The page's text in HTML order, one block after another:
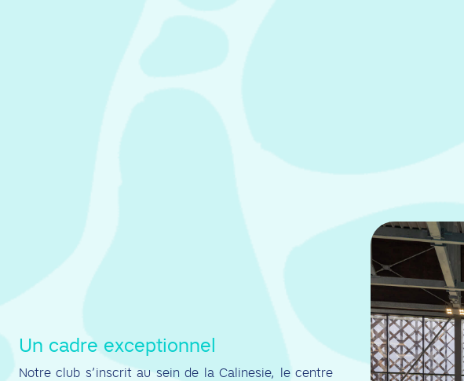
Un cadre exceptionnel
Notre club s’inscrit au sein de la Calinesie, le centre